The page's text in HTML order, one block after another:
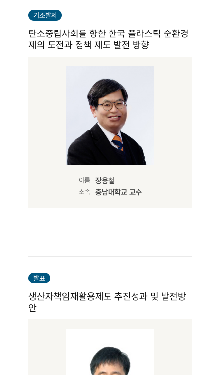
기조발제
탄소중립사회를 향한 한국 플라스틱 순환경
제의 도전과 정책 제도 발전 방향
이름 장용철
소속 충남대학교 교수
발표
생산자책임재활용제도 추진성과 및 발전방
안